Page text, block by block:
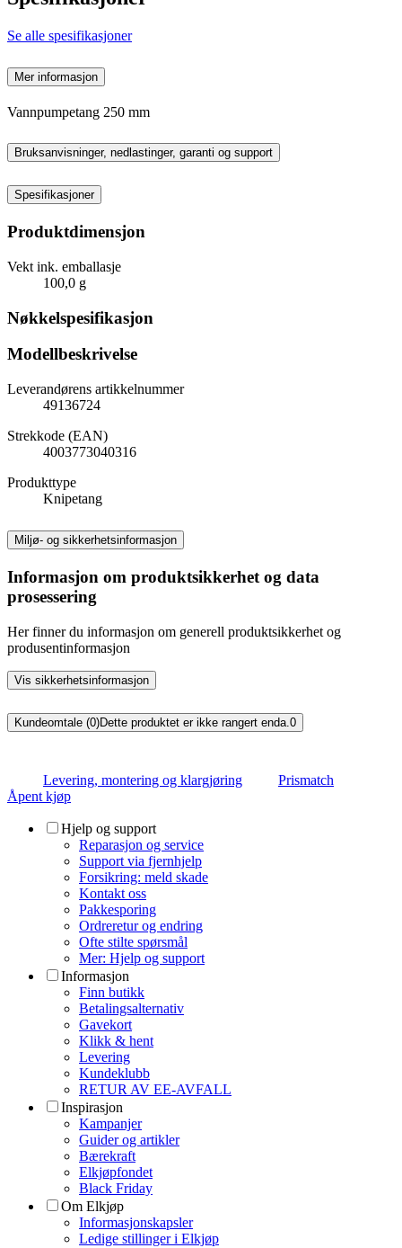
Se alle spesifikasjoner
Mer informasjon
Vannpumpetang 250 mm
Bruksanvisninger, nedlastinger, garanti og support
Spesifikasjoner
Produktdimensjon
Vekt ink. emballasje
100,0 g
Nøkkelspesifikasjon
Modellbeskrivelse
Leverandørens artikkelnummer
49136724
Strekkode (EAN)
4003773040316
Produkttype
Knipetang
Miljø- og sikkerhetsinformasjon
Informasjon om produktsikkerhet og data
prosessering
Her finner du informasjon om generell produktsikkerhet og
produsentinformasjon
Vis sikkerhetsinformasjon
Kundeomtale (0)Dette produktet er ikke rangert enda. 0
Levering, montering og klargjøring
Prismatch
Åpent kjøp
Hjelp og support
Reparasjon og service
Support via fjernhjelp
Forsikring: meld skade
Kontakt oss
Pakkesporing
Ordreretur og endring
Ofte stilte spørsmål
Mer: Hjelp og support
Informasjon
Finn butikk
Betalingsalternativ
Gavekort
Klikk & hent
Levering
Kundeklubb
RETUR AV EE-AVFALL
Inspirasjon
Kampanjer
Guider og artikler
Bærekraft
Elkjøpfondet
Black Friday
Om Elkjøp
Informasjonskapsler
Ledige stillinger i Elkjøp